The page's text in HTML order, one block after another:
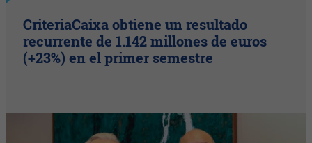
CriteriaCaixa obtiene un resultado
recurrente de 1.142 millones de euros
(+23%) en el primer semestre